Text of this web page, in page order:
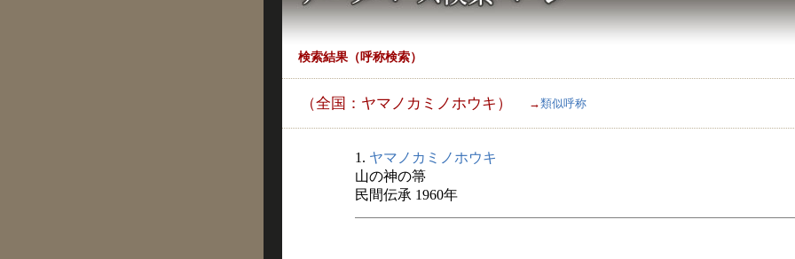
検索結果（呼称検索）
（全国：ヤマノカミノホウキ） →類似呼称
1. ヤマノカミノホウキ
山の神の箒
民間伝承 1960年